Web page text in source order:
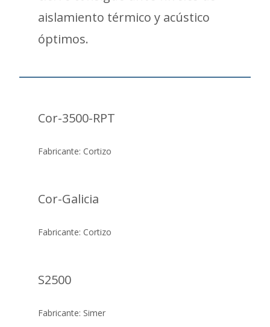
aislamiento térmico y acústico
óptimos.
Cor-3500-RPT
Fabricante: Cortizo
Cor-Galicia
Fabricante: Cortizo
S2500
Fabricante: Simer